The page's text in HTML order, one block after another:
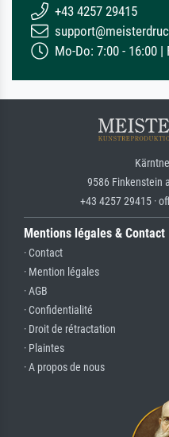
+43 4257 29415
Mo-Do: 7:00 - 16:00 |
9586 Finkenstein
+43 4257 29415 ·
Mentions légales & Contact
· Contact
· Mention légales
· AGB
· Confidentialité
· Droit de rétractation
· Plaintes
· A propos de nous